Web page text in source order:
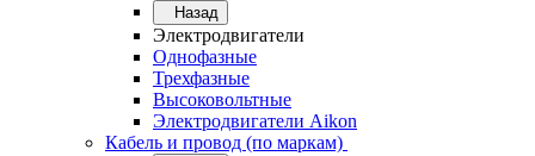
Назад
Электродвигатели
Однофазные
Трехфазные
Высоковольтные
Электродвигатели Aikon
Кабель и провод (по маркам)